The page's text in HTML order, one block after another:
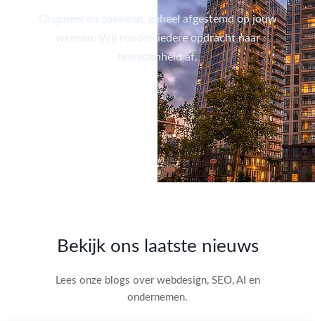
Origineel en pakkend, geheel afgestemd op jouw
wensen. Wij ronden iedere opdracht naar
tevredenheid af.
Bekijk ons laatste nieuws
Lees onze blogs over webdesign, SEO, AI en
ondernemen.